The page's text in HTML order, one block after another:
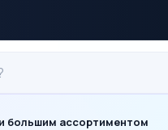
большим ассортиментом